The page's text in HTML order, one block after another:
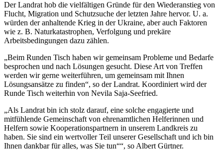
Der Landrat hob die vielfältigen Gründe für den Wiederanstieg von
Flucht, Migration und Schutzsuche der letzten Jahre hervor. U. a.
würden der anhaltende Krieg in der Ukraine, aber auch Faktoren
wie z. B. Naturkatastrophen, Verfolgung und prekäre
Arbeitsbedingungen dazu zählen.
„Beim Runden Tisch haben wir gemeinsam Probleme und Bedarfe
besprochen und nach Lösungen gesucht. Diese Art von Treffen
werden wir gerne weiterführen, um gemeinsam mit Ihnen
Lösungsansätze zu finden“, so der Landrat. Koordiniert wird der
Runde Tisch weiterhin von Nevila Saja-Seefried.
„Als Landrat bin ich stolz darauf, eine solche engagierte und
mitfühlende Gemeinschaft von ehrenamtlichen Helferinnen und
Helfern sowie Kooperationspartnern in unserem Landkreis zu
haben. Sie sind ein wertvoller Teil unserer Gesellschaft und ich bin
Ihnen dankbar für alles, was Sie tun““, so Albert Gürtner.